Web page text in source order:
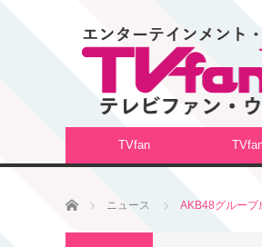
TVfan
ホーム ニュース AKB48グループ